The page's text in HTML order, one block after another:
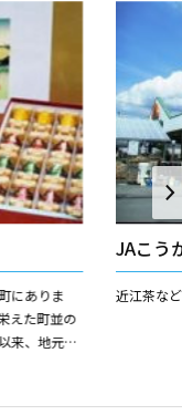
にありま
えた町並の
来、地元に
JAこう
近江茶な